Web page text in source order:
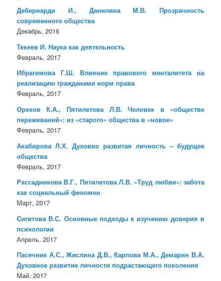
Дебернарди И., Данилина М.В. Прозрачность
современного общества
Декабрь, 2016
Текеев И. Наука как деятельность
Февраль, 2017
Ибрагимова Г.Ш. Влияние правового менталитета на
реализацию гражданами норм права
Февраль, 2017
Орехов К.А., Пятилетова Л.В. Человек в «обществе
переживаний»: из «старого» общества в «новое»
Февраль, 2017
Акабирова Л.Х. Духовно развитая личность – будущее
общества
Февраль, 2017
Рассадникова В.Г., Пятилетова Л.В. «Труд любви»: забота
как социальный феномен
Март, 2017
Сигитова В.С. Основные подходы к изучению доверия в
психологии
Апрель, 2017
Пасечник А.С., Жислина Д.В., Карпова М.А., Демарин В.А.
Духовное развитие личности подрастающего поколения
Май, 2017